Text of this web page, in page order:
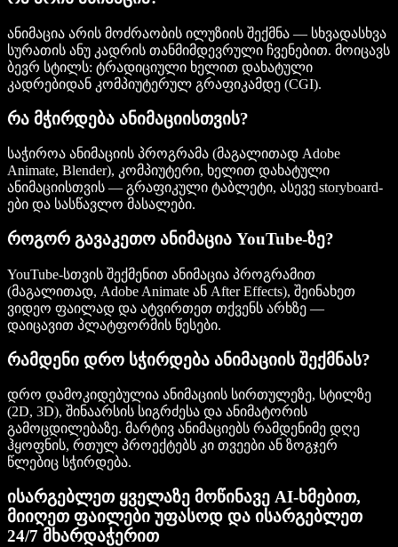
ანიმაცია არის მოძრაობის ილუზიის შექმნა — სხვადასხვა
სურათის ანუ კადრის თანმიმდევრული ჩვენებით. მოიცავს
ბევრ სტილს: ტრადიციული ხელით დახატული
კადრებიდან კომპიუტერულ გრაფიკამდე (CGI).
რა მჭირდება ანიმაციისთვის?
საჭიროა ანიმაციის პროგრამა (მაგალითად Adobe
Animate, Blender), კომპიუტერი, ხელით დახატული
ანიმაციისთვის — გრაფიკული ტაბლეტი, ასევე storyboard-
ები და სასწავლო მასალები.
როგორ გავაკეთო ანიმაცია YouTube-ზე?
YouTube-სთვის შექმენით ანიმაცია პროგრამით
(მაგალითად, Adobe Animate ან After Effects), შეინახეთ
ვიდეო ფაილად და ატვირთეთ თქვენს არხზე —
დაიცავით პლატფორმის წესები.
რამდენი დრო სჭირდება ანიმაციის შექმნას?
დრო დამოკიდებულია ანიმაციის სირთულეზე, სტილზე
(2D, 3D), შინაარსის სიგრძესა და ანიმატორის
გამოცდილებაზე. მარტივ ანიმაციებს რამდენიმე დღე
ჰყოფნის, რთულ პროექტებს კი თვეები ან ზოგჯერ
წლებიც სჭირდება.
ისარგებლეთ ყველაზე მოწინავე AI-ხმებით,
მიიღეთ ფაილები უფასოდ და ისარგებლეთ
24/7 მხარდაჭერით